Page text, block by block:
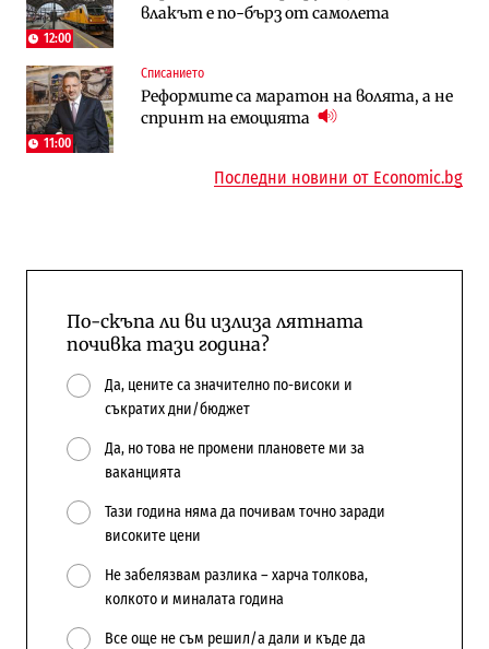
12:00
влакът е по-бърз от самолета
11:00
Списанието
Реформите са маратон на волята, а не
спринт на емоцията
работи с 5 блока
Енергетика
АЕЦ „Козлодуй“ ще работи само още
няколко седмици, ако сушата продължи
космически и отбранителен център в
Регулации
Лекарствата за редки болести
попадат в капан на обществените
Последни новини от Economic.bg
По-скъпа ли ви излиза лятната
почивка тази година?
Да, цените са значително по-високи и
съкратих дни/бюджет
Да, но това не промени плановете ми за
ваканцията
Тази година няма да почивам точно заради
високите цени
Не забелязвам разлика – харча толкова,
колкото и миналата година
Все още не съм решил/а дали и къде да